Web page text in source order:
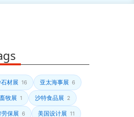
材展 16 亚太海事展 6
牧展 1 沙特食品展 2
保展 6 美国设计展 11